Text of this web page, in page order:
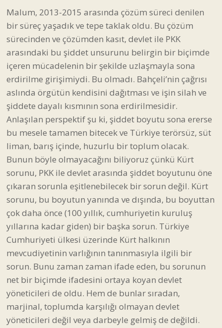
Malum, 2013-2015 arasında çözüm süreci denilen
bir süreç yaşadık ve tepe taklak oldu. Bu çözüm
sürecinden ve çözümden kasıt, devlet ile PKK
arasındaki bu şiddet unsurunu belirgin bir biçimde
içeren mücadelenin bir şekilde uzlaşmayla sona
erdirilme girişimiydi. Bu olmadı. Bahçeli’nin çağrısı
aslında örgütün kendisini dağıtması ve işin silah ve
şiddete dayalı kısmının sona erdirilmesidir.
Anlaşılan perspektif şu ki, şiddet boyutu sona ererse
bu mesele tamamen bitecek ve Türkiye terörsüz, süt
liman, barış içinde, huzurlu bir toplum olacak.
Bunun böyle olmayacağını biliyoruz çünkü Kürt
sorunu, PKK ile devlet arasında şiddet boyutunu öne
çıkaran sorunla eşitlenebilecek bir sorun değil. Kürt
sorunu, bu boyutun yanında ve dışında, bu boyuttan
çok daha önce (100 yıllık, cumhuriyetin kuruluş
yıllarına kadar giden) bir başka sorun. Türkiye
Cumhuriyeti ülkesi üzerinde Kürt halkının
mevcudiyetinin varlığının tanınmasıyla ilgili bir
sorun. Bunu zaman zaman ifade eden, bu sorunun
net bir biçimde ifadesini ortaya koyan devlet
yöneticileri de oldu. Hem de bunlar sıradan,
marjinal, toplumda karşılığı olmayan devlet
yöneticileri değil veya darbeyle gelmiş de değildi.